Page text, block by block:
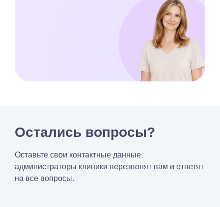
Остались вопросы?
Оставьте свои контактные данные,
администраторы клиники перезвонят вам и ответят
на все вопросы.